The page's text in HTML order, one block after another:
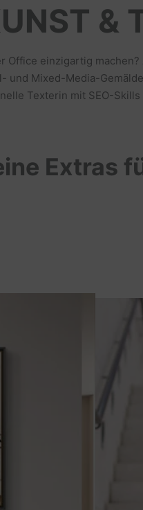
&
einzigartig
Mixed-Media-
Texterin mit SEO-
Extras